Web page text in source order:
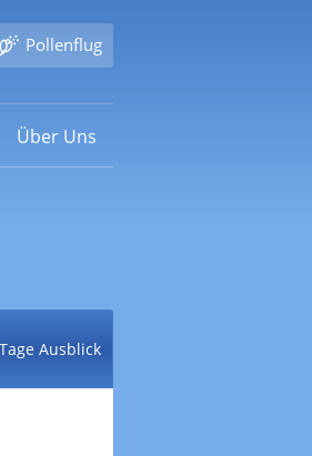
Pollenflug
Über Uns
Ausblick